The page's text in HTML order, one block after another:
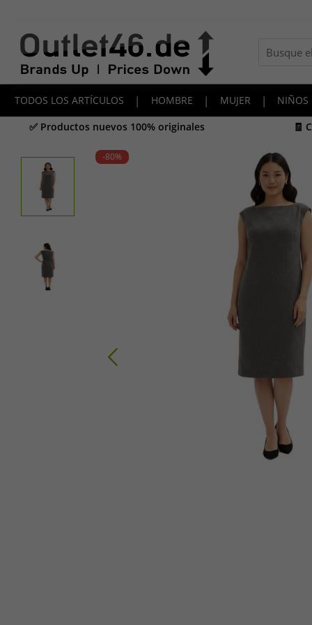
TODOS LOS ARTÍCULOS | HOMBRE | MUJER |
NIÑOS
✅ Productos nuevos 100% originales
🧾
-80%